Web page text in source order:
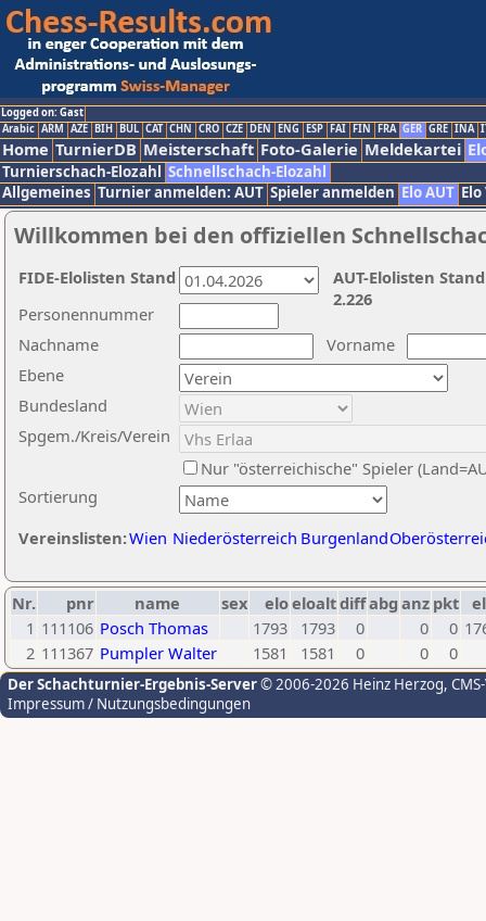
Logged on: Gast
Arabic ARM AZE BIH BUL CAT CHN CRO CZE DEN ENG ESP FAI FIN FRA GER GRE INA
Home TurnierDB Meisterschaft Foto-Galerie Meldekartei
Turnierschach-Elozahl Schnellschach-Elozahl
Allgemeines Turnier anmelden: AUT Spieler anmelden Elo AUT
Willkommen bei den offiziellen
Nachname
Vorname
Ebene
Sortierung
Personennummer
Bundesland
Spgem./Kreis/Verein
Nur "österreichische" Spieler
Vereinslisten:Wien Niederösterreich Burgenland
AUT-Elolisten
2.226
FIDE-Elolisten Stand
Nr. pnr name sex eloeloaltdiffabg anz pkt
1 111106 Posch Thomas 1793 1793 0 0 0
2 111367 Pumpler Walter 1581 1581 0 0 0
Der Schachturnier-Ergebnis-Server© 2006-2026 Heinz Herzog,
Impressum / Nutzungsbedingungen